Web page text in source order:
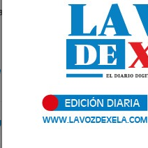
A 146 AGENTES PARA
146 agentes de la Policía